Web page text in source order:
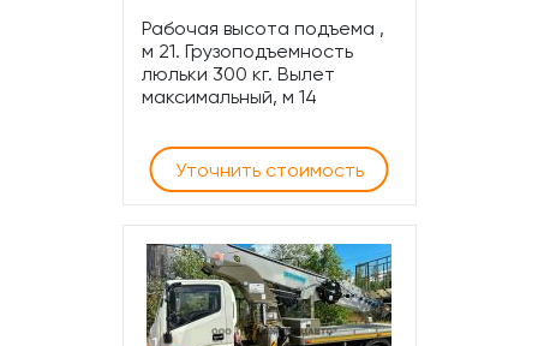
Рабочая высота подъема ,
м 21. Грузоподъемность
люльки 300 кг. Вылет
максимальный, м 14
Уточнить стоимость